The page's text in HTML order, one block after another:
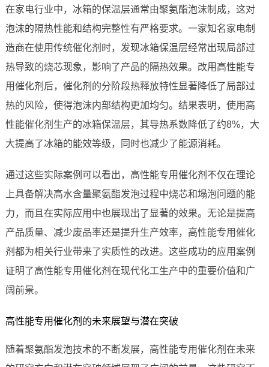
在家电行业中，冰箱的保温层通常由聚氨酯泡沫制成，这对
泡沫的隔热性能和结构完整性有严格要求。一家知名家电制
造商在使用传统催化剂时，发现冰箱保温层经常出现局部过
热导致的烧芯现象，影响了产品的隔热效果。改用高性能专
用催化剂后，催化剂的分阶段热释放特性显著降低了局部过
热的风险，使得泡沫内部结构更加均匀。结果表明，使用高
性能催化剂生产的冰箱保温层，其导热系数降低了约8%，大
大提高了冰箱的能效等级，同时也减少了能源消耗。
通过这些实际案例可以看出，高性能专用催化剂不仅在理论
上具备解决高水含量聚氨酯发泡过程中烧芯和塌泡问题的能
力，而且在实际应用中也展现出了显著的效果。无论是提高
产品质量、减少废品率还是提升生产效率，高性能专用催化
剂都为相关行业带来了实质性的改进。这些成功的应用案例
证明了高性能专用催化剂在现代化工生产中的重要价值和广
阔前景。
高性能专用催化剂的未来展望与潜在突破
随着聚氨酯发泡技术的不断发展，高性能专用催化剂在未来